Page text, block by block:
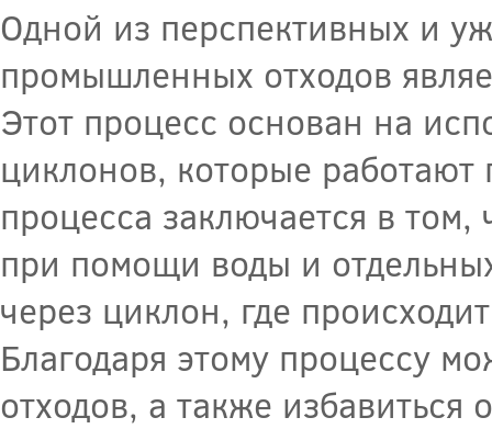
Одной из перспективных и
промышленных отходов
Этот процесс основан на
циклонов, которые
процесса заключается в
при помощи воды и
через циклон, где
Благодаря этому процессу
отходов, а также избавиться